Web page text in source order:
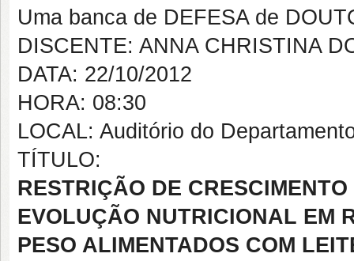
Uma banca de DEFESA de
DISCENTE: ANNA CHRISTINA
DATA: 22/10/2012
HORA: 08:30
LOCAL: Auditório do
TÍTULO:
RESTRIÇÃO DE
EVOLUÇÃO NUTRICIONAL EM
PESO ALIMENTADOS COM